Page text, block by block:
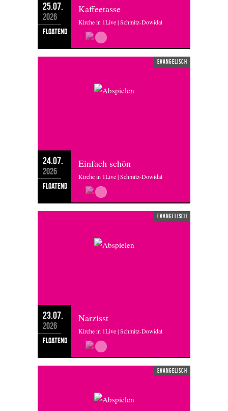
25.07.
2026
floatend
Kaffeetasse
Kirche in 1Live | Schmitz-Dowidat
evangelisch
24.07.
2026
floatend
Einfach schön
Kirche in 1Live | Schmitz-Dowidat
evangelisch
23.07.
2026
floatend
Narzisst
Kirche in 1Live | Schmitz-Dowidat
evangelisch